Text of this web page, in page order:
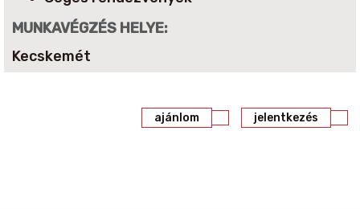
MUNKAVÉGZÉS HELYE:
Kecskemét
ajánlom jelentkezés